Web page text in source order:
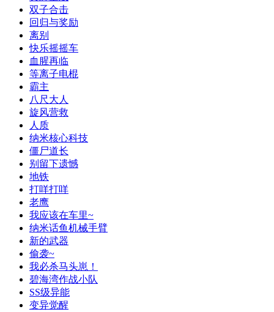
双子合击
回归与奖励
离别
快乐摇摇车
血腥再临
等离子电棍
霸主
八尺大人
旋风营救
人质
纳米核心科技
僵尸道长
别留下遗憾
地铁
打咩打咩
老鹰
我应该在车里~
纳米话鱼机械手臂
新的武器
偷袭~
我必杀马头崽！
碧海湾作战小队
SS级异能
变异觉醒